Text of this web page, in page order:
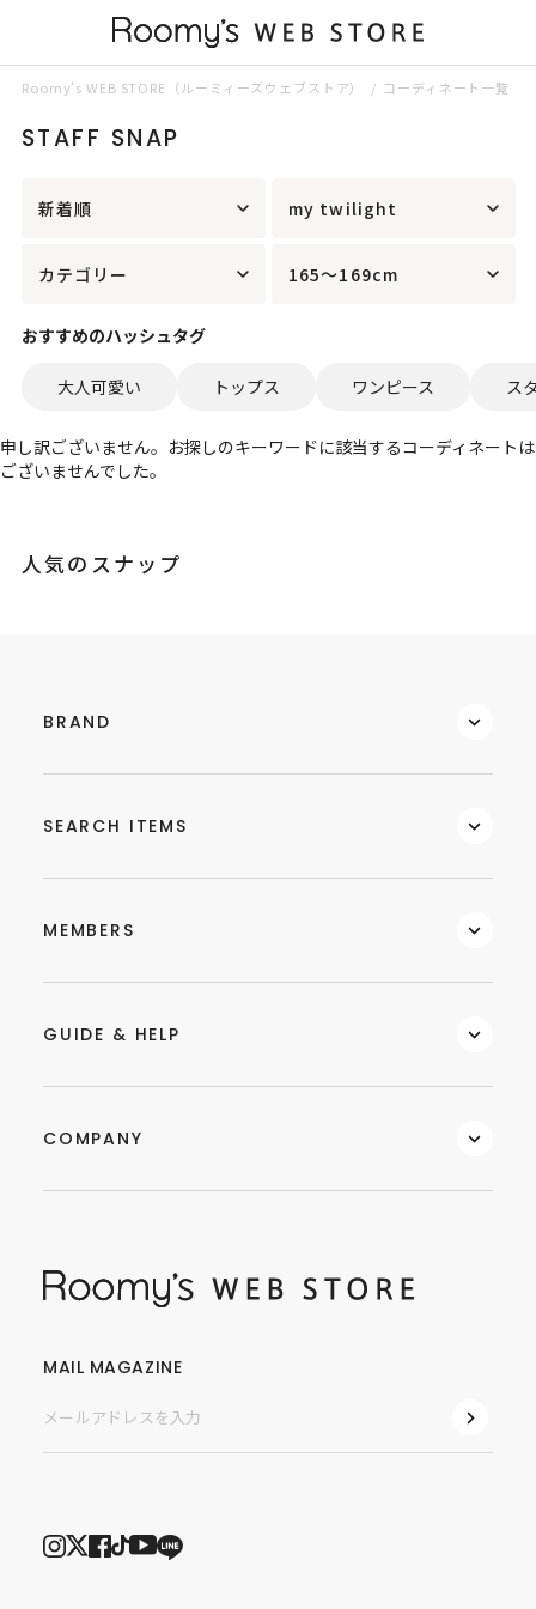
Roomy’s WEB STORE（ルーミィーズウェブストア） コーディネート一覧
STAFF SNAP
新着順 my twilight
カテゴリー 165～169cm
おすすめのハッシュタグ
大人可愛い トップス ワンピース ス
申し訳ございません。お探しのキーワードに該当するコーディネートは
ございませんでした。
人気のスナップ
BRAND
SEARCH ITEMS
MEMBERS
GUIDE & HELP
COMPANY
MAIL MAGAZINE